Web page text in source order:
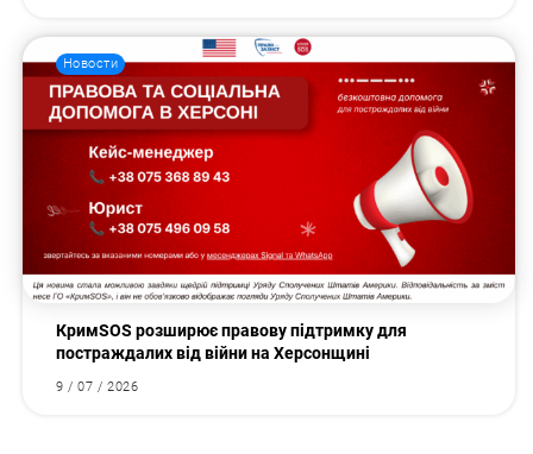
Новости
КримSOS розширює правову підтримку для
постраждалих від війни на Херсонщині
9 / 07 / 2026